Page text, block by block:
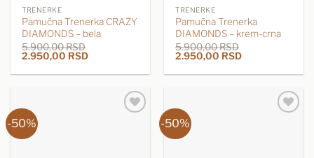
TRENERKE
Pamučna Trenerka CRAZY
DIAMONDS – bela
5.900,00RSD
Originalna
je
2.950,00 RSDTrenutna
je:
TRENERKE
Pamučna Trenerka
DIAMONDS – krem-crna
5.900,00RSD
Originalna
je
2.950,00 RSDTrenutna
je:
-50% -50%